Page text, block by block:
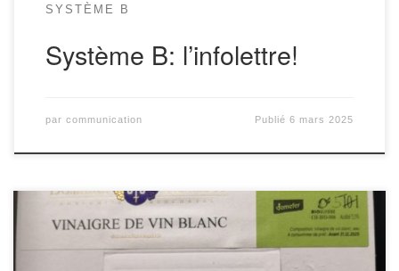
SYSTÈME B
Système B: l’infolettre!
par communication Publié6 mars 2025
Hello! Voici la 43ème infolettre de Système B, ta coopérative bio,